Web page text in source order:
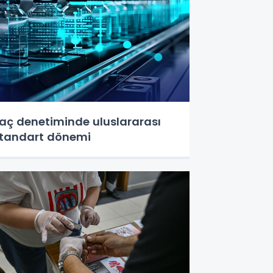
denetiminde uluslararası
dönemi